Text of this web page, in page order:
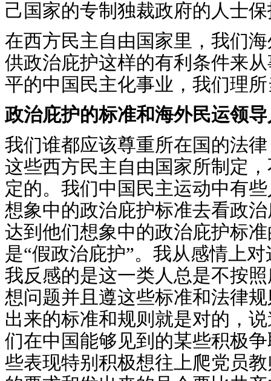
己国家的专制独裁政府的人士
在西方民主自由国家里，我们
供政治庇护这样的有利条件来
平的中国民主化事业，我们理
政治庇护的标准和海外民运领
我们谁都应该尊重所在国的法
这些西方民主自由国家所制定
定的。我们中国民主运动中有
想象中的政治庇护标准去看政
达到他们想象中的政治庇护标
是“假政治庇护”。我从感情上
我反感的是这一类人总是不按
想问题并且遵这些标准和法律
出来的标准和规则就是对的，
们在中国能够见到的某些积极
些表现特别积极想往上爬党员